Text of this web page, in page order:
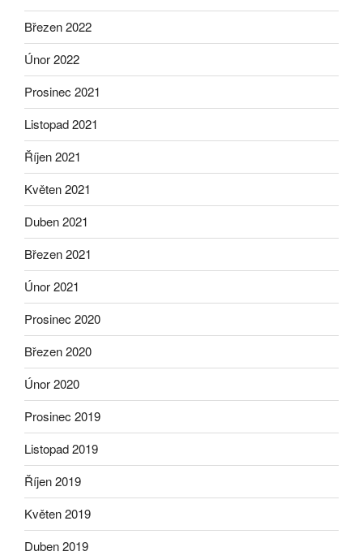
Březen 2022
Únor 2022
Prosinec 2021
Listopad 2021
Říjen 2021
Květen 2021
Duben 2021
Březen 2021
Únor 2021
Prosinec 2020
Březen 2020
Únor 2020
Prosinec 2019
Listopad 2019
Říjen 2019
Květen 2019
Duben 2019